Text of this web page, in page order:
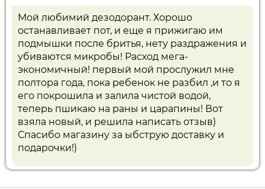
Мой любимий дезодорант. Хорошо
останавливает пот, и еще я прижигаю им
подмышки после бритья, нету раздражения и
убиваются микробы! Расход мега-
экономичный! первый мой прослужил мне
полтора года, пока ребенок не разбил ,и то я
его покрошила и залила чистой водой,
теперь пшикаю на раны и царапины! Вот
взяла новый, и решила написать отзыв)
Спасибо магазину за ыбструю доставку и
подарочки!)